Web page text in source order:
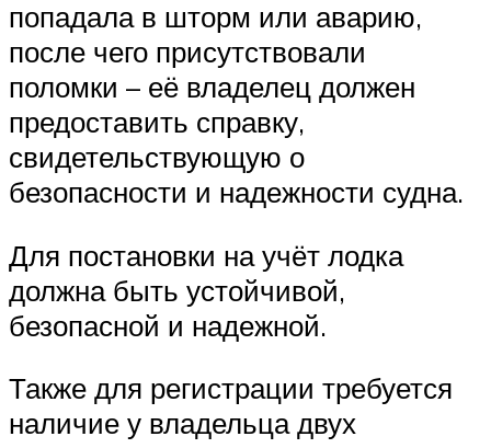
попадала в шторм или аварию,
после чего присутствовали
поломки – её владелец должен
предоставить справку,
свидетельствующую о
безопасности и надежности судна.
Для постановки на учёт лодка
должна быть устойчивой,
безопасной и надежной.
Также для регистрации требуется
наличие у владельца двух